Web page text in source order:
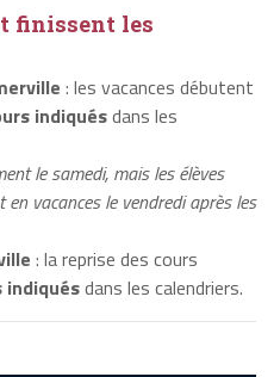
finissent les
: les vacances débutent
indiquésdans les
le samedi, mais les élèves
vacances le vendredi après les
: la reprise des cours
indiquésdans les calendriers.